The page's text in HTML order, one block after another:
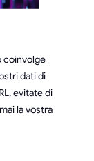
coinvolge
dati di
evitate di
la vostra